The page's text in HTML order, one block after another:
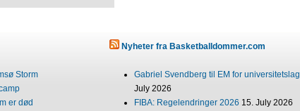
Storm
er død
Nyheter fra Basketballdommer.com
Gabriel Svendberg til EM for universitetslag
July 2026
FIBA: Regelendringer 2026 15. July 2026